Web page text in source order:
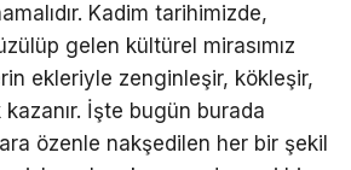
Kadim tarihimizde,
gelen kültürel mirasımız
ekleriyle zenginleşir, kökleşir,
İşte bugün burada
özenle nakşedilen her bir şekil